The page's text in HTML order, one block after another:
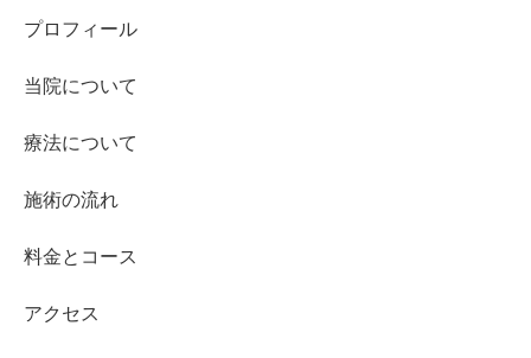
プロフィール
当院について
療法について
施術の流れ
料金とコース
アクセス